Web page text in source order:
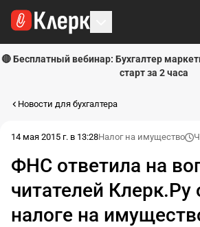
🔴 Бесплатный вебинар: Бухгалтер
старт за 2 часа
Новости для бухгалтера
14 мая 2015 г. в 13:28Налог на имущество
ФНС ответила на
читателей Клерк.Ру
налоге на